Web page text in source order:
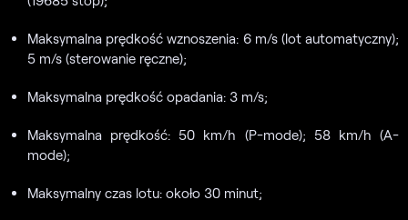
Maksymalna prędkość wznoszenia: 6 m/s (lot automatyczny);
5 m/s (sterowanie ręczne);
Maksymalna prędkość opadania: 3 m/s;
Maksymalna prędkość: 50 km/h (P-mode); 58 km/h (A-
mode);
Maksymalny czas lotu: około 30 minut;